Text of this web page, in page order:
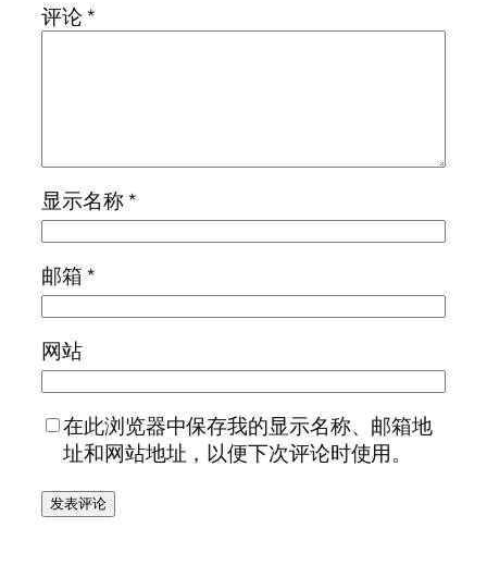
评论*
显示名称*
邮箱*
网站
在此浏览器中保存我的显示名称、邮箱地
址和网站地址，以便下次评论时使用。